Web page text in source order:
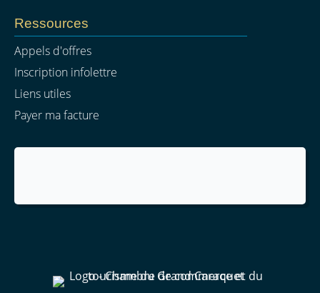
Ressources
Appels d'offres
Inscription infolettre
Liens utiles
Payer ma facture